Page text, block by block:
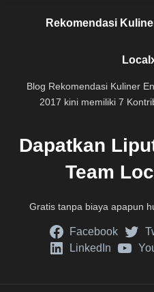
Rekomendasi
Blog Rekomendasi Kuliner
2017 kini memiliki 7
Dapatkan
Team
Gratis tanpa biaya apapun
Facebook
LinkedIn